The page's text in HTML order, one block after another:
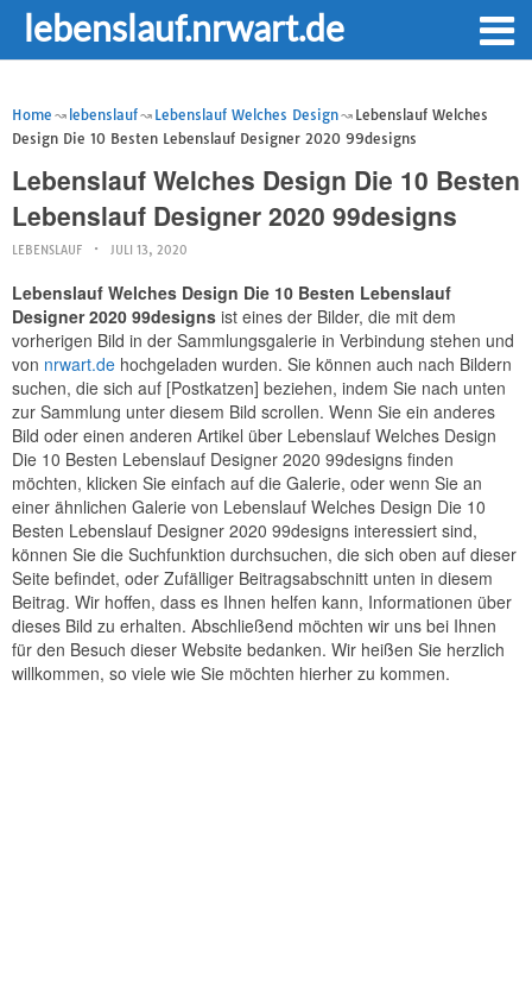
lebenslauf.nrwart.de
Home lebenslauf Lebenslauf Welches Design
Lebenslauf Welches
Design Die 10 Besten Lebenslauf Designer 2020 99designs
Lebenslauf Welches Design Die 10 Besten
Lebenslauf Designer 2020 99designs
LEBENSLAUF JULI 13, 2020
Lebenslauf Welches Design Die 10 Besten Lebenslauf
Designer 2020 99designs ist eines der Bilder, die mit dem
vorherigen Bild in der Sammlungsgalerie in Verbindung stehen und
von nrwart.de hochgeladen wurden. Sie können auch nach Bildern
suchen, die sich auf [Postkatzen] beziehen, indem Sie nach unten
zur Sammlung unter diesem Bild scrollen. Wenn Sie ein anderes
Bild oder einen anderen Artikel über Lebenslauf Welches Design
Die 10 Besten Lebenslauf Designer 2020 99designs finden
möchten, klicken Sie einfach auf die Galerie, oder wenn Sie an
einer ähnlichen Galerie von Lebenslauf Welches Design Die 10
Besten Lebenslauf Designer 2020 99designs interessiert sind,
können Sie die Suchfunktion durchsuchen, die sich oben auf dieser
Seite befindet, oder Zufälliger Beitragsabschnitt unten in diesem
Beitrag. Wir hoffen, dass es Ihnen helfen kann, Informationen über
dieses Bild zu erhalten. Abschließend möchten wir uns bei Ihnen
für den Besuch dieser Website bedanken. Wir heißen Sie herzlich
willkommen, so viele wie Sie möchten hierher zu kommen.